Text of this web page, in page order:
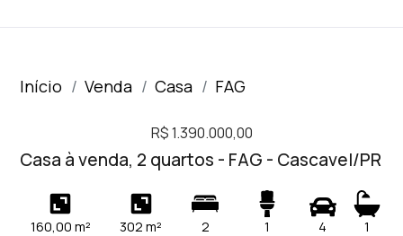
Início Venda Casa FAG
R$ 1.390.000,00
Casa à venda, 2 quartos - FAG - Cascavel/PR
160,00 m²
302 m²
2
1
4
1